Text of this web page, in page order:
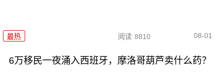
最热 阅读 8810 08-01
6万移民一夜涌入西班牙，摩洛哥葫芦卖什么药？